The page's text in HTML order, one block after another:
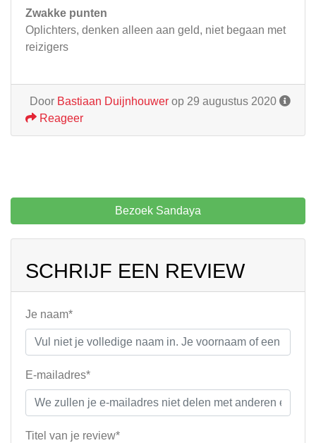
Zwakke punten
Oplichters, denken alleen aan geld, niet begaan met
reizigers
Door Bastiaan Duijnhouwer op 29 augustus 2020
Reageer
Bezoek Sandaya
SCHRIJF EEN REVIEW
Je naam*
E-mailadres*
Titel van je review*